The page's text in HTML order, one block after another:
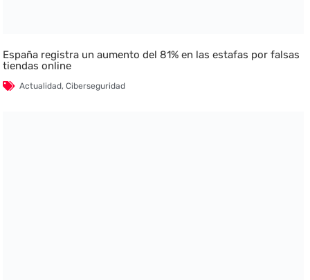
España registra un aumento del 81% en las estafas por falsas
tiendas online
Actualidad,Ciberseguridad